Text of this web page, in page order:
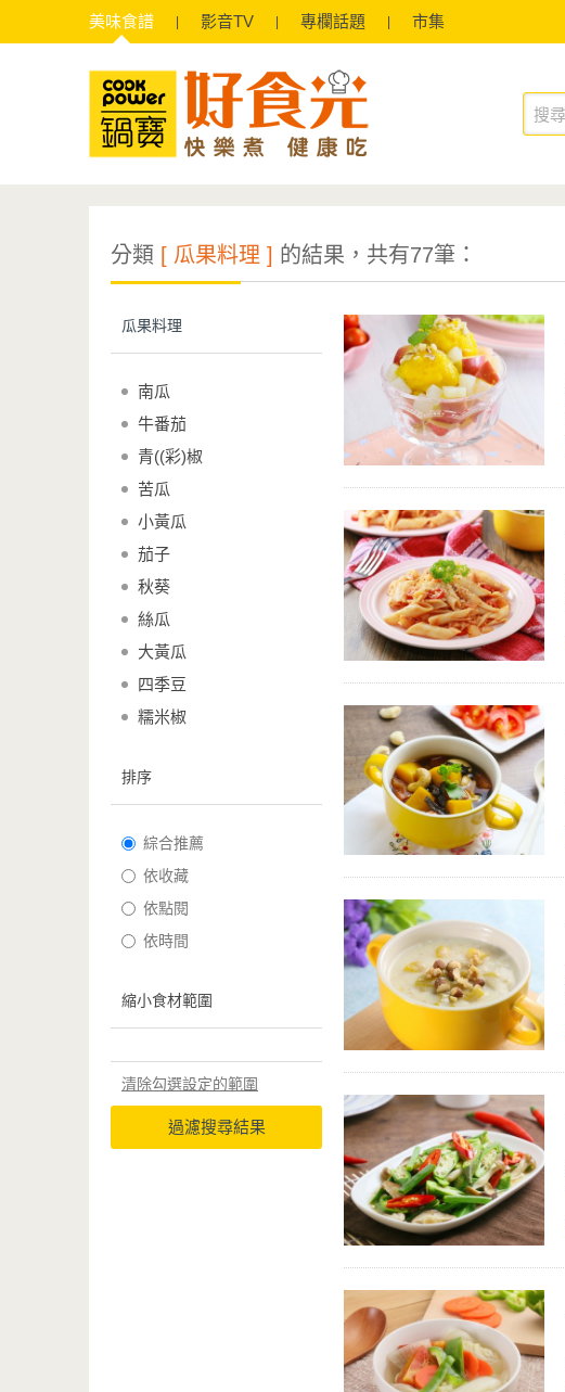
美味食譜 影音TV 專欄話題 市集
分類 [ 瓜果料理 ] 的結果，共有77筆：
瓜果料理
南瓜
牛番茄
青((彩)椒
苦瓜
小黃瓜
茄子
秋葵
絲瓜
大黃瓜
四季豆
糯米椒
排序
綜合推薦
依收藏
依點閱
依時間
縮小食材範圍
清除勾選設定的範圍
過濾搜尋結果